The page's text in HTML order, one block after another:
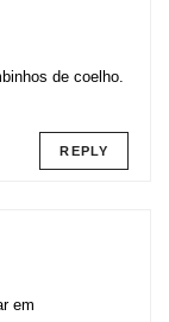
de coelho.
REPLY
em